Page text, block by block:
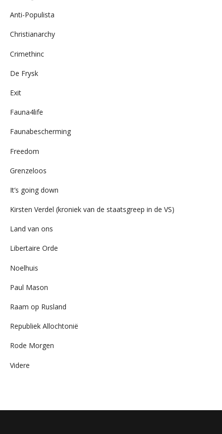
Anti-Populista
Christianarchy
Crimethinc
De Frysk
Exit
Fauna4life
Faunabescherming
Freedom
Grenzeloos
It’s going down
Kirsten Verdel (kroniek van de staatsgreep in de VS)
Land van ons
Libertaire Orde
Noelhuis
Paul Mason
Raam op Rusland
Republiek Allochtonië
Rode Morgen
Videre